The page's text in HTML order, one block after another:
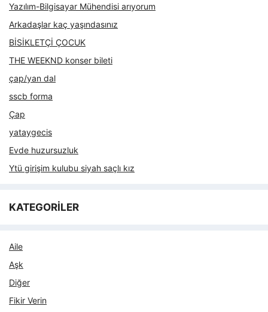
Yazılım-Bilgisayar Mühendisi arıyorum
Arkadaşlar kaç yaşındasınız
BİSİKLETÇİ ÇOCUK
THE WEEKND konser bileti
çap/yan dal
sscb forma
Çap
yataygecis
Evde huzursuzluk
Ytü girişim kulubu siyah saçlı kız
KATEGORİLER
Aile
Aşk
Diğer
Fikir Verin